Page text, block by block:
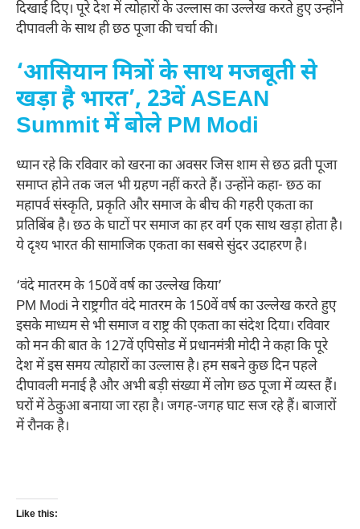
दिखाई दिए। पूरे देश में त्योहारों के उल्लास का उल्लेख करते हुए उन्होंने
दीपावली के साथ ही छठ पूजा की चर्चा की।
‘आसियान मित्रों के साथ मजबूती से
खड़ा है भारत’, 23वें ASEAN
Summit में बोले PM Modi
ध्यान रहे कि रविवार को खरना का अवसर जिस शाम से छठ व्रती पूजा
समाप्त होने तक जल भी ग्रहण नहीं करते हैं। उन्होंने कहा- छठ का
महापर्व संस्कृति, प्रकृति और समाज के बीच की गहरी एकता का
प्रतिबिंब है। छठ के घाटों पर समाज का हर वर्ग एक साथ खड़ा होता है।
ये दृश्य भारत की सामाजिक एकता का सबसे सुंदर उदाहरण है।
‘वंदे मातरम के 150वें वर्ष का उल्लेख किया’
PM Modi ने राष्ट्रगीत वंदे मातरम के 150वें वर्ष का उल्लेख करते हुए
इसके माध्यम से भी समाज व राष्ट्र की एकता का संदेश दिया। रविवार
को मन की बात के 127वें एपिसोड में प्रधानमंत्री मोदी ने कहा कि पूरे
देश में इस समय त्योहारों का उल्लास है। हम सबने कुछ दिन पहले
दीपावली मनाई है और अभी बड़ी संख्या में लोग छठ पूजा में व्यस्त हैं।
घरों में ठेकुआ बनाया जा रहा है। जगह-जगह घाट सज रहे हैं। बाजारों
में रौनक है।
Like this: